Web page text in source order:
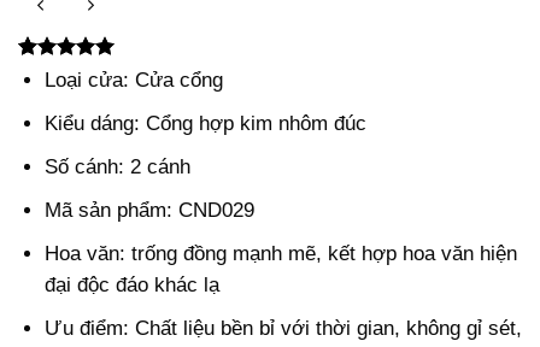
5.00 trên 5
dựa trên
3
đánh giá
Loại cửa: Cửa cổng
Kiểu dáng: Cổng hợp kim nhôm đúc
Số cánh: 2 cánh
Mã sản phẩm: CND029
Hoa văn: trống đồng mạnh mẽ, kết hợp hoa văn hiện
đại độc đáo khác lạ
Ưu điểm: Chất liệu bền bỉ với thời gian, không gỉ sét,